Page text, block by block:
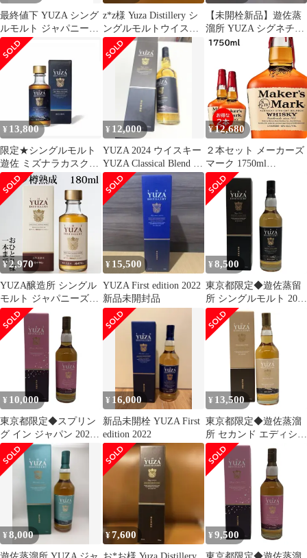
最終値下 YUZA シング
ルモルト ジャパニーズ
ウイスキー YUZA 2026
z*z様 Yuza Distillery シ
ングルモルトウイスキ
ー 180ml
【未開栓新品】遊佐蒸
溜所 YUZA シグネチャ
ーブレンド & YUZA
¥ 13,800
限定★シングルモルト
遊佐 ミズナラカスク
JAL EXCLUSIVE 2026
¥ 12,000
YUZA 2024 ウイスキー
YUZA Classical Blend の
２本
¥12,680
２本セット メーカーズ
マーク 1750ml
MAKER'S MARK バー
ボン ウイスキー アメリ
カ 大容量 正規品
¥2,970
YUZA醸造所 シングル
モルト ジャパニーズウ
イスキー YUZA 朝日町
ワイン 樽熟成 ウイスキ
ー 遊佐醸造所 山形
¥ 15,500
YUZA First edition 2022
新品未開封品
¥ 8,500
東京都限定◆遊佐蒸留
所 シングルモルト 2024
700ml 51% 【O0】
¥ 10,000
東京都限定◆スプリン
グ イン ジャパン 2024
遊佐 2018 ピンク
【T1】
¥ 16,000
新品未開栓 YUZA First
edition 2022
¥ 13,500
東京都限定◆遊佐蒸溜
所 セカンド エディショ
ン 2022【I3】
¥8,000 ¥7,600 ¥ 9,500